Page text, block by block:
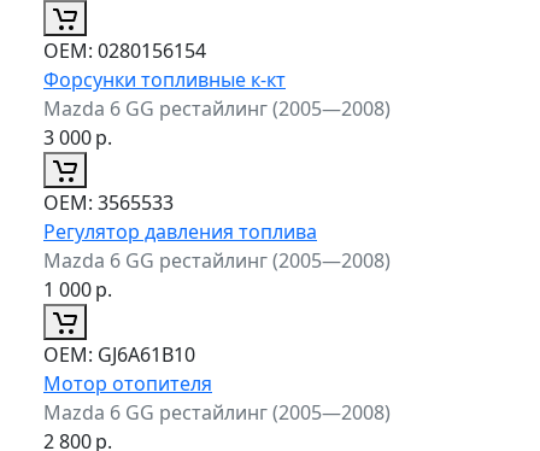
ОЕМ: 0280156154
Форсунки топливные к-кт
Mazda 6 GG рестайлинг (2005—2008)
3 000р.
ОЕМ: 3565533
Регулятор давления топлива
Mazda 6 GG рестайлинг (2005—2008)
1 000р.
ОЕМ: GJ6A61B10
Мотор отопителя
Mazda 6 GG рестайлинг (2005—2008)
2 800р.